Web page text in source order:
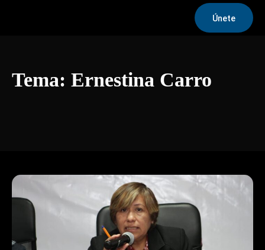
Únete
Tema: Ernestina Carro